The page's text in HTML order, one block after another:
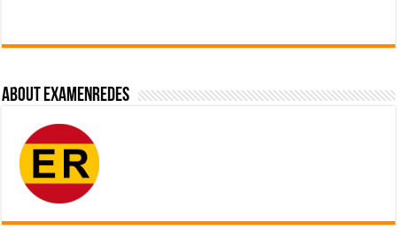
About ExamenRedes